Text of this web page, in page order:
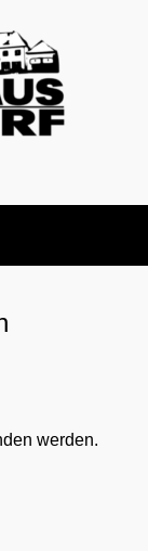
werden.